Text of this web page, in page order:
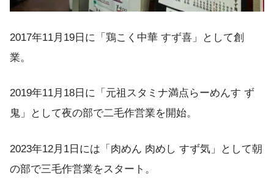
2017年11月19日に「鶏こく中華 すず喜」として創
業。
2019年11月18日に「元祖スタミナ満点らーめんす ず
鬼」として夜の部で二毛作営業を開始。
2023年12月1日には「肉めん 肉めし すず気」として朝
の部で三毛作営業をスタート。